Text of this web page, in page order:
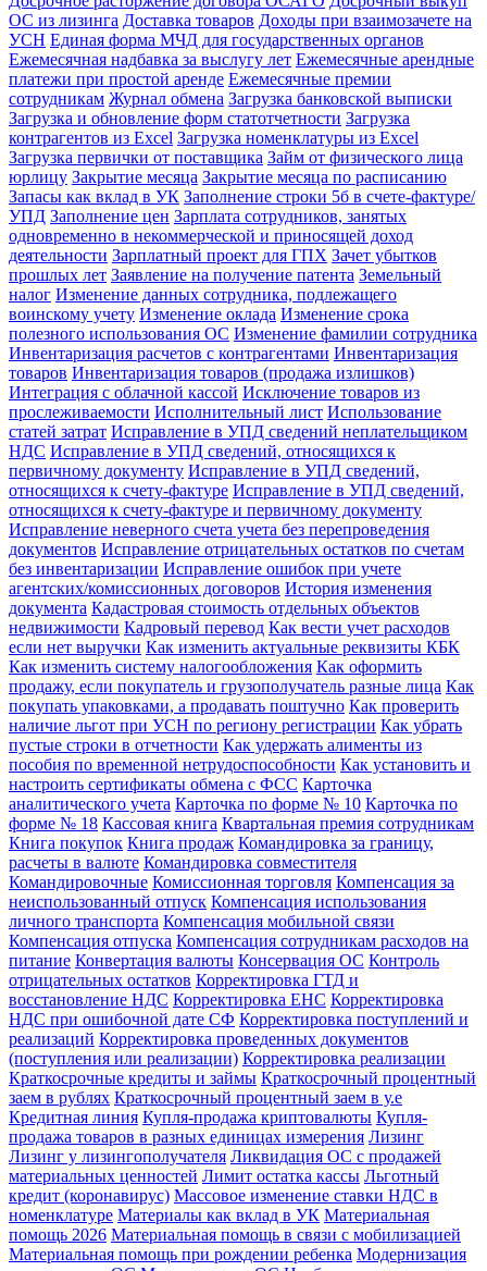
ОС из лизинга Доставка товаров Доходы при взаимозачете на
УСН Единая форма МЧД для государственных органов
Ежемесячная надбавка за выслугу лет Ежемесячные арендные
платежи при простой аренде Ежемесячные премии
сотрудникам Журнал обмена Загрузка банковской выписки
Загрузка и обновление форм статотчетности Загрузка
контрагентов из Excel Загрузка номенклатуры из Excel
Загрузка первички от поставщика Займ от физического лица
юрлицу Закрытие месяца Закрытие месяца по расписанию
Запасы как вклад в УК Заполнение строки 5б в счете-фактуре/
УПД Заполнение цен Зарплата сотрудников, занятых
одновременно в некоммерческой и приносящей доход
деятельности Зарплатный проект для ГПХ Зачет убытков
прошлых лет Заявление на получение патента Земельный
налог Изменение данных сотрудника, подлежащего
воинскому учету Изменение оклада Изменение срока
полезного использования ОС Изменение фамилии сотрудника
Инвентаризация расчетов с контрагентами Инвентаризация
товаров Инвентаризация товаров (продажа излишков)
Интеграция с облачной кассой Исключение товаров из
прослеживаемости Исполнительный лист Использование
статей затрат Исправление в УПД сведений неплательщиком
НДС Исправление в УПД сведений, относящихся к
первичному документу Исправление в УПД сведений,
относящихся к счету-фактуре Исправление в УПД сведений,
относящихся к счету-фактуре и первичному документу
Исправление неверного счета учета без перепроведения
документов Исправление отрицательных остатков по счетам
без инвентаризации Исправление ошибок при учете
агентских/комиссионных договоров История изменения
документа Кадастровая стоимость отдельных объектов
недвижимости Кадровый перевод Как вести учет расходов
если нет выручки Как изменить актуальные реквизиты КБК
Как изменить систему налогообложения Как оформить
продажу, если покупатель и грузополучатель разные лица Как
покупать упаковками, а продавать поштучно Как проверить
наличие льгот при УСН по региону регистрации Как убрать
пустые строки в отчетности Как удержать алименты из
пособия по временной нетрудоспособности Как установить и
настроить сертификаты обмена с ФСС Карточка
аналитического учета Карточка по форме № 10 Карточка по
форме № 18 Кассовая книга Квартальная премия сотрудникам
Книга покупок Книга продаж Командировка за границу,
расчеты в валюте Командировка совместителя
Командировочные Комиссионная торговля Компенсация за
неиспользованный отпуск Компенсация использования
личного транспорта Компенсация мобильной связи
Компенсация отпуска Компенсация сотрудникам расходов на
питание Конвертация валюты Консервация ОС Контроль
отрицательных остатков Корректировка ГТД и
восстановление НДС Корректировка ЕНС Корректировка
НДС при ошибочной дате СФ Корректировка поступлений и
реализаций Корректировка проведенных документов
(поступления или реализации) Корректировка реализации
Краткосрочные кредиты и займы Краткосрочный процентный
заем в рублях Краткосрочный процентный заем в у.е
Кредитная линия Купля-продажа криптовалюты Купля-
продажа товаров в разных единицах измерения Лизинг
Лизинг у лизингополучателя Ликвидация ОС с продажей
материальных ценностей Лимит остатка кассы Льготный
кредит (коронавирус) Массовое изменение ставки НДС в
номенклатуре Материалы как вклад в УК Материальная
помощь 2026 Материальная помощь в связи с мобилизацией
Материальная помощь при рождении ребенка Модернизация